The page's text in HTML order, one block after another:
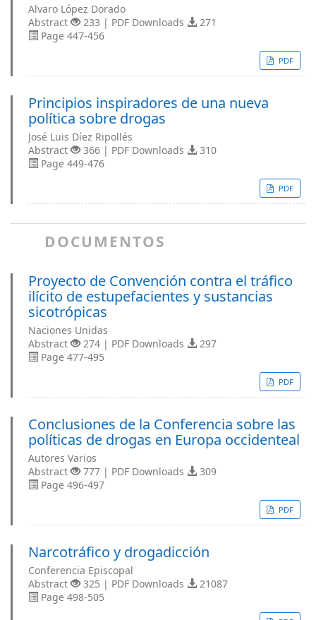
Alvaro López Dorado
Abstract
233 | PDF Downloads
271
Page 447-456
PDF
Principios inspiradores de una nueva
política sobre drogas
José Luis Díez Ripollés
Abstract
366 | PDF Downloads
310
Page 449-476
PDF
DOCUMENTOS
Proyecto de Convención contra el tráfico
ilícito de estupefacientes y sustancias
sicotrópicas
Naciones Unidas
Abstract
274 | PDF Downloads
297
Page 477-495
PDF
Conclusiones de la Conferencia sobre las
políticas de drogas en Europa occidenteal
Autores Varios
Abstract
777 | PDF Downloads
309
Page 496-497
PDF
Narcotráfico y drogadicción
Conferencia Episcopal
Abstract
325 | PDF Downloads
21087
Page 498-505